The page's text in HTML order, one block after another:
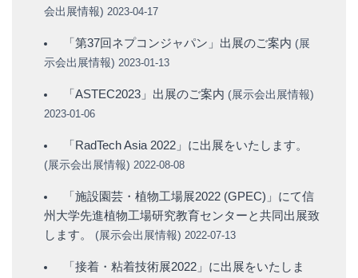
会出展情報) 2023-04-17
「第37回ネプコンジャパン」出展のご案内 (展
示会出展情報) 2023-01-13
「ASTEC2023」出展のご案内 (展示会出展情報)
2023-01-06
「RadTech Asia 2022」に出展をいたします。
(展示会出展情報) 2022-08-08
「施設園芸・植物工場展2022 (GPEC)」にて信
州大学先進植物工場研究教育センターと共同出展致
します。
(展示会出展情報) 2022-07-13
「接着・粘着技術展2022」に出展をいたしま